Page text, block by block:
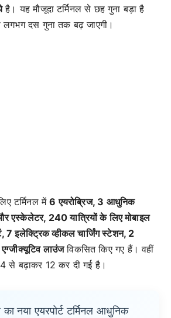
है। यह मौजूदा टर्मिनल से छह गुना बड़ा है
लगभग दस गुना तक बढ़ जाएगी।
टर्मिनल में6 एयरोब्रिज, 3 आधुनिक
एस्केलेटर, 240 यात्रियों के लिए मोबाइल
7 इलेक्ट्रिक व्हीकल चार्जिंग स्टेशन, 2
लाउंजविकसित किए गए हैं। वहीं
4 से बढ़ाकर 12 कर दी गई है।
नया एयरपोर्ट टर्मिनल आधुनिक